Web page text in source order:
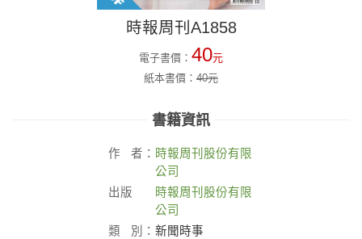
時報周刊A1858
電子書價： 40元
紙本書價： 40元
書籍資訊
作 者： 時報周刊股份有限
公司
出版
時報周刊股份有限
公司
類
別： 新聞時事